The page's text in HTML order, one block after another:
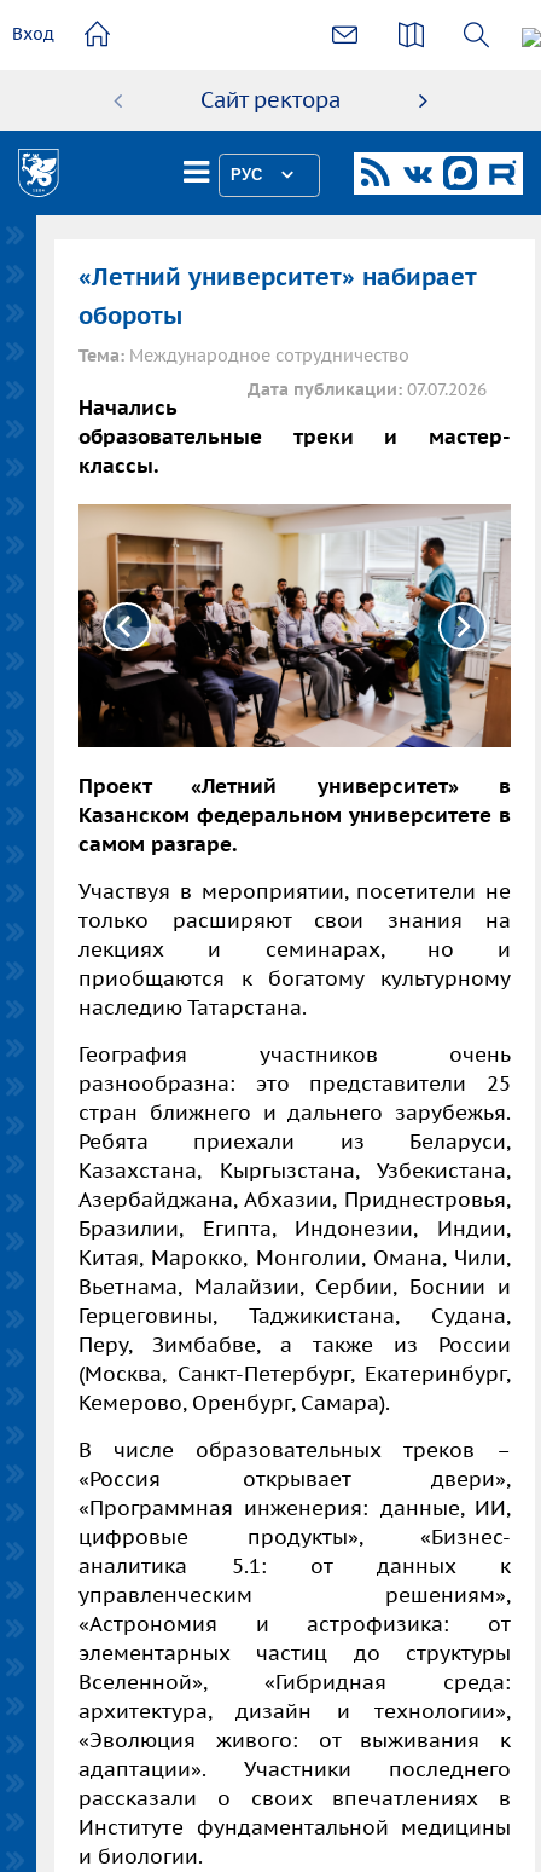
содержанию
Вход
Сайт ректора
РУС
«Летний университет» набирает
обороты
Тема: Международное сотрудничество
Дата публикации: 07.07.2026
Начались
образовательные треки и мастер-
классы.
Проект «Летний университет» в
Казанском федеральном университете в
самом разгаре.
Участвуя в мероприятии, посетители не
только расширяют свои знания на
лекциях и семинарах, но и
приобщаются к богатому культурному
наследию Татарстана.
География участников очень
разнообразна: это представители 25
стран ближнего и дальнего зарубежья.
Ребята приехали из Беларуси,
Казахстана, Кыргызстана, Узбекистана,
Азербайджана, Абхазии, Приднестровья,
Бразилии, Египта, Индонезии, Индии,
Китая, Марокко, Монголии, Омана, Чили,
Вьетнама, Малайзии, Сербии, Боснии и
Герцеговины, Таджикистана, Судана,
Перу, Зимбабве, а также из России
(Москва, Санкт-Петербург, Екатеринбург,
Кемерово, Оренбург, Самара).
В числе образовательных треков –
«Россия открывает двери»,
«Программная инженерия: данные, ИИ,
цифровые продукты», «Бизнес-
аналитика 5.1: от данных к
управленческим решениям»,
«Астрономия и астрофизика: от
элементарных частиц до структуры
Вселенной», «Гибридная среда:
архитектура, дизайн и технологии»,
«Эволюция живого: от выживания к
адаптации». Участники последнего
рассказали о своих впечатлениях в
Институте фундаментальной медицины
и биологии.